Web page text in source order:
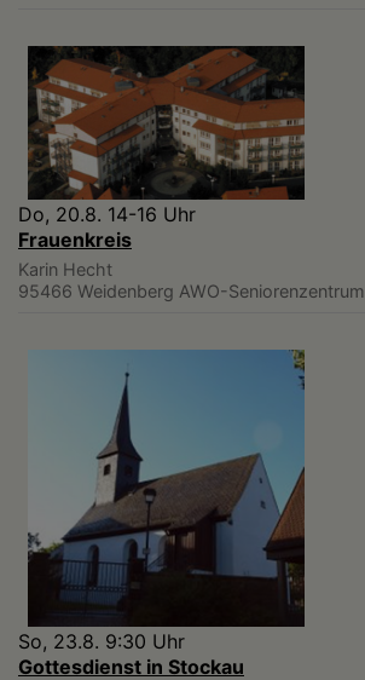
Do, 20.8. 14-16 Uhr
Frauenkreis
Karin Hecht
95466 Weidenberg AWO-Seniorenzentrum
So, 23.8. 9:30 Uhr
Gottesdienst in Stockau